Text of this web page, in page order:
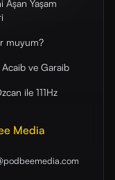
Aşan Yaşam
muyum?
Acaib ve Garaib
ile 111Hz
Media
.com